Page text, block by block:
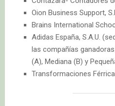
Oion Business Support,
Brains International
Adidas España, S.A.U.
las compañías
(A), Mediana (B) y
Transformaciones